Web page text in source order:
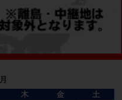
木 金
土